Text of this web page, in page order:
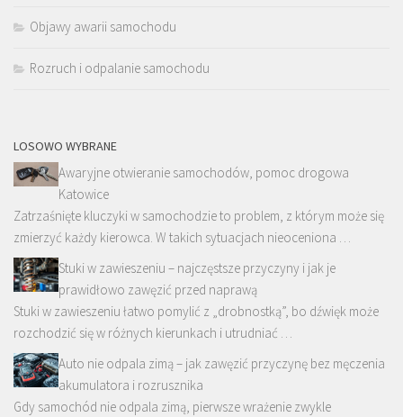
Objawy awarii samochodu
Rozruch i odpalanie samochodu
LOSOWO WYBRANE
Awaryjne otwieranie samochodów, pomoc drogowa
Katowice
Zatrzaśnięte kluczyki w samochodzie to problem, z którym może się
zmierzyć każdy kierowca. W takich sytuacjach nieoceniona …
Stuki w zawieszeniu – najczęstsze przyczyny i jak je
prawidłowo zawęzić przed naprawą
Stuki w zawieszeniu łatwo pomylić z „drobnostką”, bo dźwięk może
rozchodzić się w różnych kierunkach i utrudniać …
Auto nie odpala zimą – jak zawęzić przyczynę bez męczenia
akumulatora i rozrusznika
Gdy samochód nie odpala zimą, pierwsze wrażenie zwykle